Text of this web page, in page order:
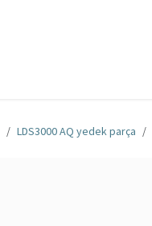
LDS3000 AQ yedek parça